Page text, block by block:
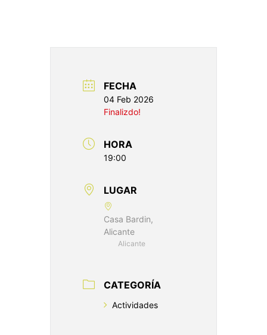
FECHA
04 Feb 2026
Finalizdo!
HORA
19:00
LUGAR
Casa Bardin,
Alicante
Alicante
CATEGORÍA
Actividades